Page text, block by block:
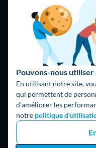
Pouvons-nous utiliser
En utilisant notre site,
qui permettent de
d’améliorer les
notre politique
09 75
Fait
© 2026 Hello Watt |